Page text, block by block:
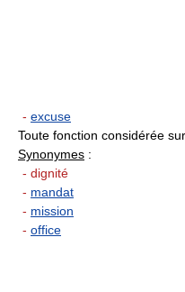
- excuse
Toute fonction considérée
Synonymes :
- dignité
- mandat
- mission
- office